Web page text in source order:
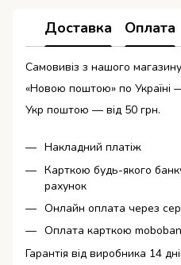
Доставка Оплата
Самовивіз з нашого
«Новою поштою» по Україні
Укр поштою — від 50 грн.
Накладний платіж
Карткою будь-якого
рахунок
Онлайн оплата через
Оплата карткою
Гарантія від виробника 14